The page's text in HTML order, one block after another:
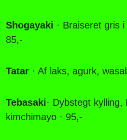
Shogayaki · Braiseret gris
85,-
Tatar · Af laks, agurk,
Tebasaki· Dybstegt
kimchimayo · 95,-